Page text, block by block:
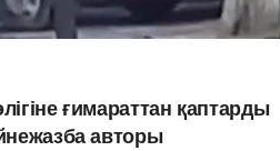
ғимараттан қаптарды
авторы